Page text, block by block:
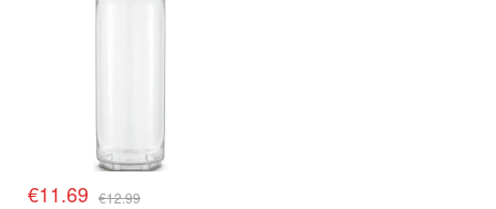
€11.69 €12.99